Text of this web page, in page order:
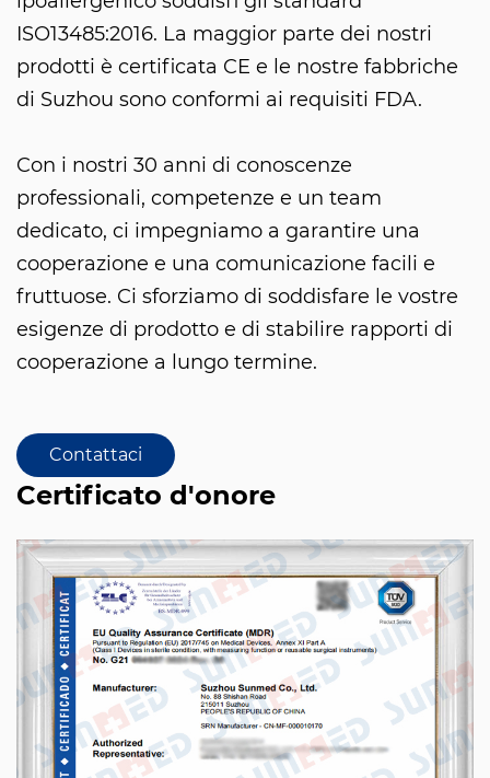
ISO13485:2016. La maggior parte dei nostri
prodotti è certificata CE e le nostre fabbriche
di Suzhou sono conformi ai requisiti FDA.
Con i nostri 30 anni di conoscenze
professionali, competenze e un team
dedicato, ci impegniamo a garantire una
cooperazione e una comunicazione facili e
fruttuose. Ci sforziamo di soddisfare le vostre
esigenze di prodotto e di stabilire rapporti di
cooperazione a lungo termine.
Contattaci
Certificato d'onore